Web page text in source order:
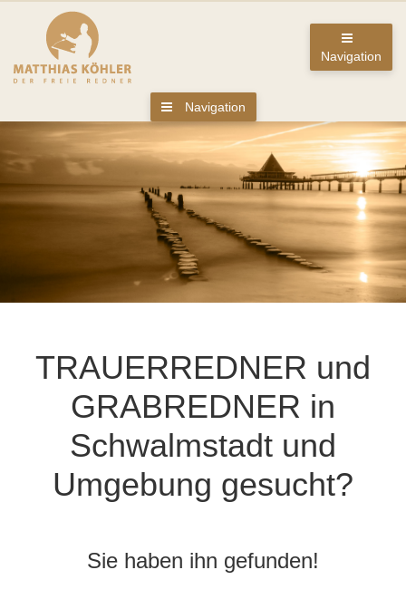
Navigation
Navigation
TRAUERREDNER und
GRABREDNER in
Schwalmstadt und
Umgebung gesucht?
Sie haben ihn gefunden!